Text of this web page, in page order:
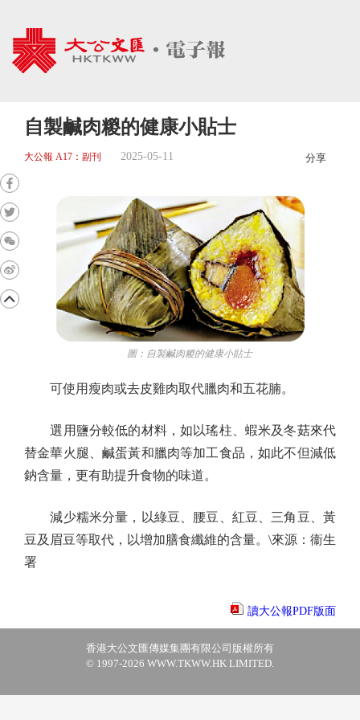
自製鹹肉糉的健康小貼士
大公報 A17：副刊 2025-05-11 分享
圖：自製鹹肉糉的健康小貼士
可使用瘦肉或去皮雞肉取代臘肉和五花腩。
選用鹽分較低的材料，如以瑤柱、蝦米及冬菇來代
替金華火腿、鹹蛋黃和臘肉等加工食品，如此不但減低
鈉含量，更有助提升食物的味道。
減少糯米分量，以綠豆、腰豆、紅豆、三角豆、黃
豆及眉豆等取代，以增加膳食纖維的含量。\來源：衞生
署
讀大公報PDF版面
香港大公文匯傳媒集團有限公司版權所有
© 1997-2026 WWW.TKWW.HK LIMITED.